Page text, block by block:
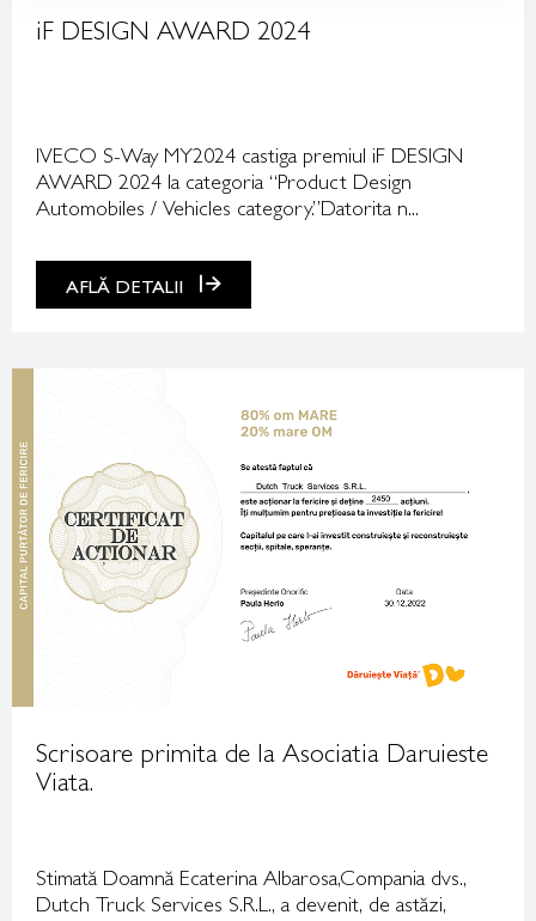
iF DESIGN AWARD 2024
IVECO S-Way MY2024 castiga premiul iF DESIGN
AWARD 2024 la categoria “Product Design
Automobiles / Vehicles category.”Datorita n...
AFLĂ DETALII
Scrisoare primita de la Asociatia Daruieste
Viata.
Stimată Doamnă Ecaterina Albarosa,Compania dvs.,
Dutch Truck Services S.R.L., a devenit, de astăzi,